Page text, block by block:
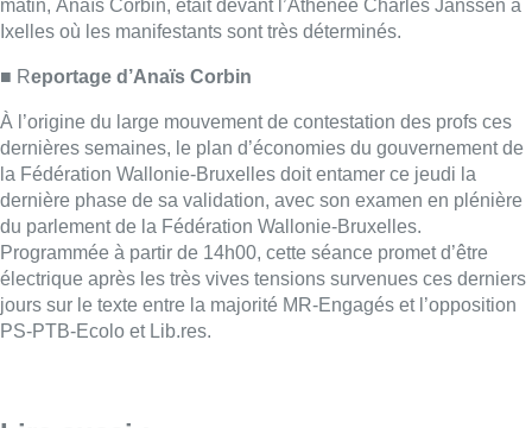
PS-PTB-Ecolo et Lib.res.
Lire aussi :
Pizza Nizar: un coup de pub
inattendu grâce à l’IA